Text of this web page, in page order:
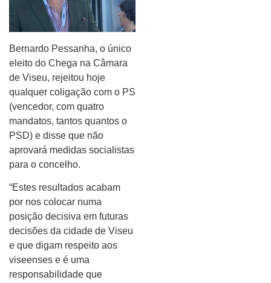
Bernardo Pessanha, o único
eleito do Chega na Câmara
de Viseu, rejeitou hoje
qualquer coligação com o PS
(vencedor, com quatro
mandatos, tantos quantos o
PSD) e disse que não
aprovará medidas socialistas
para o concelho.
“Estes resultados acabam
por nos colocar numa
posição decisiva em futuras
decisões da cidade de Viseu
e que digam respeito aos
viseenses e é uma
responsabilidade que